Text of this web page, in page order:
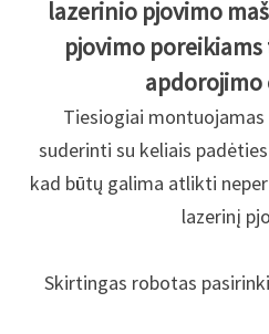
lazerinio pjovimo
pjovimo
apdorojimo
Tiesiogiai
suderinti su keliais
kad būtų galima atlikti
lazerinį
Skirtingas robotas